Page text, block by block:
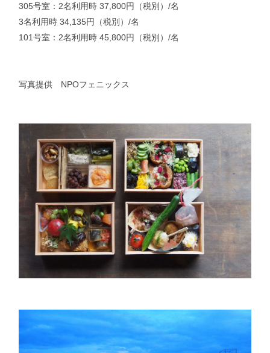
305号室：2名利用時 37,800円（税別）/名
3名利用時 34,135円（税別）/名
101号室：2名利用時 45,800円（税別）/名
写真提供 NPOフェニックス